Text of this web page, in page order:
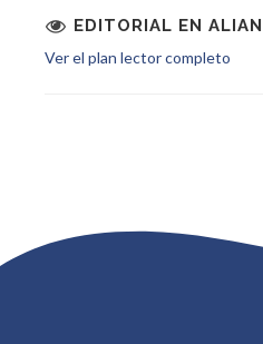
EDITORIAL EN
Ver el plan lector completo